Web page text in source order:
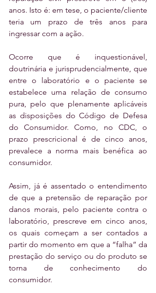
anos. Isto é: em tese, o paciente/cliente
teria um prazo de três anos para
ingressar com a ação.
Ocorre que é inquestionável,
doutrinária e jurisprudencialmente, que
entre o laboratório e o paciente se
estabelece uma relação de consumo
pura, pelo que plenamente aplicáveis
as disposições do Código de Defesa
do Consumidor. Como, no CDC, o
prazo prescricional é de cinco anos,
prevalece a norma mais benéfica ao
consumidor.
Assim, já é assentado o entendimento
de que a pretensão de reparação por
danos morais, pelo paciente contra o
laboratório, prescreve em cinco anos,
os quais começam a ser contados a
partir do momento em que a “falha” da
prestação do serviço ou do produto se
torna de conhecimento do
consumidor.